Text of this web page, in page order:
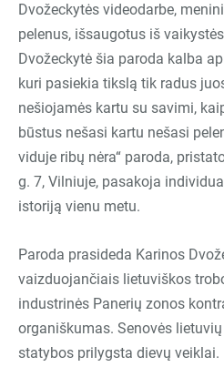
Dvožeckytės videodarbe,
pelenus, išsaugotus iš
Dvožeckytė šia paroda kalba
kuri pasiekia tikslą tik radus
nešiojamės kartu su savimi,
būstus nešasi kartu nešasi
viduje ribų nėra“ paroda,
g. 7, Vilniuje, pasakoja
istoriją vienu metu.
Paroda prasideda Karinos
vaizduojančiais lietuviškos
industrinės Panerių zonos
organiškumas. Senovės
statybos prilygsta dievų veiklai.